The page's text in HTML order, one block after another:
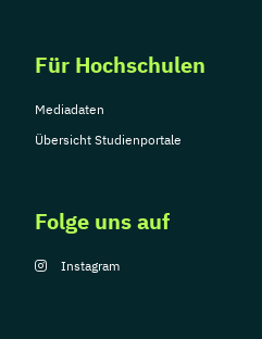
Für Hochschulen
Mediadaten
Übersicht Studienportale
Folge uns auf
Instagram